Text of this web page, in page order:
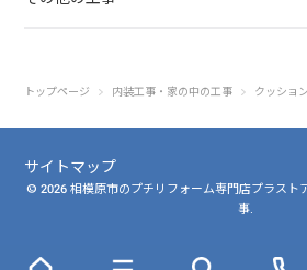
トップページ 内装工事・家の中の工事 クッショ
サイトマップ
© 2026 相模原市のプチリフォーム専門店プラスト
事.